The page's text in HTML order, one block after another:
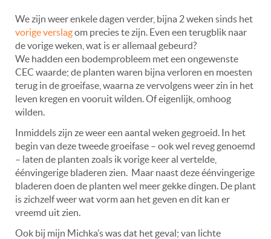
We zijn weer enkele dagen verder, bijna 2 weken sinds het
vorige verslagom precies te zijn. Even een terugblik naar
de vorige weken, wat is er allemaal gebeurd?
We hadden een bodemprobleem met een ongewenste
CEC waarde; de planten waren bijna verloren en moesten
terug in de groeifase, waarna ze vervolgens weer zin in het
leven kregen en vooruit wilden. Of eigenlijk, omhoog
wilden.
Inmiddels zijn ze weer een aantal weken gegroeid. In het
begin van deze tweede groeifase – ook wel reveg genoemd
– laten de planten zoals ik vorige keer al vertelde,
éénvingerige bladeren zien. Maar naast deze éénvingerige
bladeren doen de planten wel meer gekke dingen. De plant
is zichzelf weer wat vorm aan het geven en dit kan er
vreemd uit zien.
Ook bij mijn Michka’s was dat het geval; van lichte